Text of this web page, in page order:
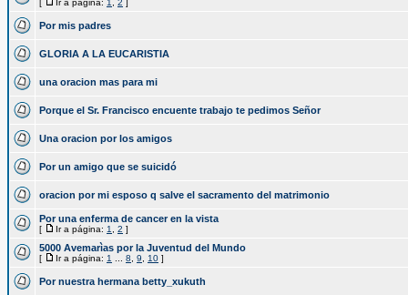
[ Ir a página: 1 2 ]
Por mis padres
GLORIA A LA EUCARISTIA
una oracion mas para mi
Porque el Sr. Francisco encuente trabajo te pedimos Señor
Una oracion por los amigos
Por un amigo que se suicidó
oracion por mi esposo q salve el sacramento del matrimonio
Por una enferma de cancer en la vista
[ Ir a página: 1 2 ]
5000 Avemarìas por la Juventud del Mundo
[ Ir a página: 1 8 9 10 ]
Por nuestra hermana betty_xukuth